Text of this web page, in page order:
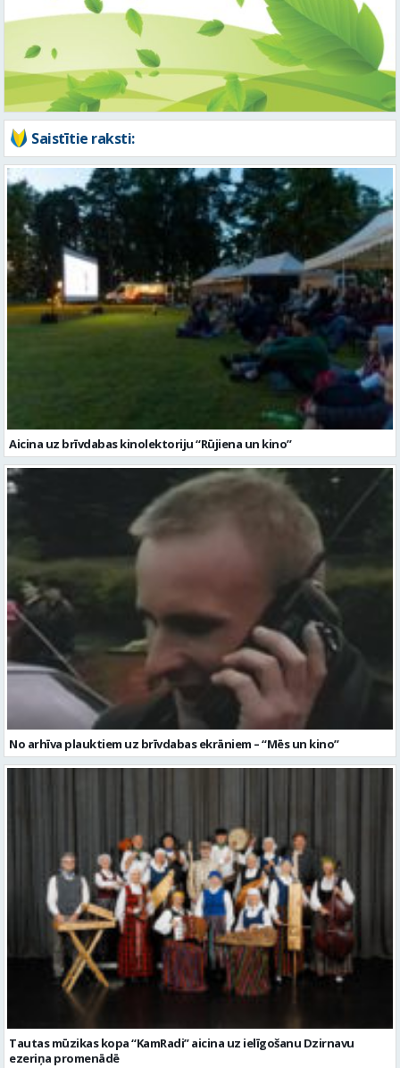
Saistītie raksti:
Aicina uz brīvdabas kinolektoriju “Rūjiena un kino”
No arhīva plauktiem uz brīvdabas ekrāniem – “Mēs un kino”
Tautas mūzikas kopa “KamRadi” aicina uz ielīgošanu Dzirnavu
ezeriņa promenādē